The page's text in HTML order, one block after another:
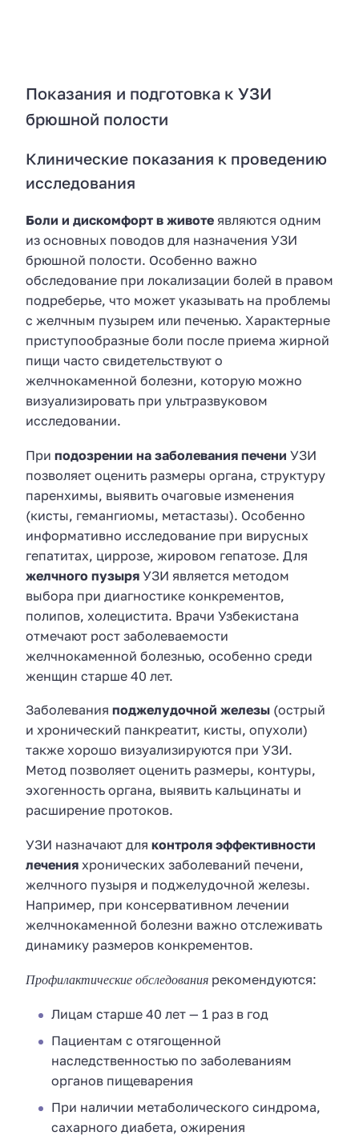
Показания и подготовка к УЗИ
брюшной полости
Клинические показания к проведению
исследования
Боли и дискомфорт в животе являются одним
из основных поводов для назначения УЗИ
брюшной полости. Особенно важно
обследование при локализации болей в правом
подреберье, что может указывать на проблемы
с желчным пузырем или печенью. Характерные
приступообразные боли после приема жирной
пищи часто свидетельствуют о
желчнокаменной болезни, которую можно
визуализировать при ультразвуковом
исследовании.
При подозрении на заболевания печени УЗИ
позволяет оценить размеры органа, структуру
паренхимы, выявить очаговые изменения
(кисты, гемангиомы, метастазы). Особенно
информативно исследование при вирусных
гепатитах, циррозе, жировом гепатозе. Для
желчного пузыря УЗИ является методом
выбора при диагностике конкрементов,
полипов, холецистита. Врачи Узбекистана
отмечают рост заболеваемости
желчнокаменной болезнью, особенно среди
женщин старше 40 лет.
Заболевания поджелудочной железы (острый
и хронический панкреатит, кисты, опухоли)
также хорошо визуализируются при УЗИ.
Метод позволяет оценить размеры, контуры,
эхогенность органа, выявить кальцинаты и
расширение протоков.
УЗИ назначают для контроля эффективности
лечения хронических заболеваний печени,
желчного пузыря и поджелудочной железы.
Например, при консервативном лечении
желчнокаменной болезни важно отслеживать
динамику размеров конкрементов.
Профилактические обследования рекомендуются:
Лицам старше 40 лет — 1 раз в год
Пациентам с отягощенной
наследственностью по заболеваниям
органов пищеварения
При наличии метаболического синдрома,
сахарного диабета, ожирения